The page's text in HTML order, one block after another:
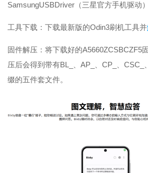
SamsungUSBDriver（三星官方手机驱动）
工具下载：下载最新版的Odin3刷机工具并
固件解压：将下载好的A5660ZCSBCZF5
压后会得到带有BL_、AP_、CP_、CSC_
缀的五件套文件。